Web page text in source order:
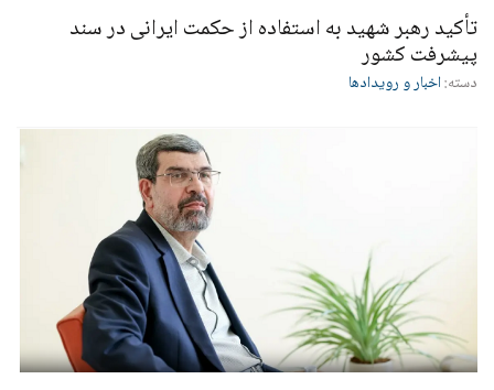
تأکید رهبر شهید به استفاده از حکمت ایرانی در سند
پیشرفت کشور
دسته:اخبار و رویدادها